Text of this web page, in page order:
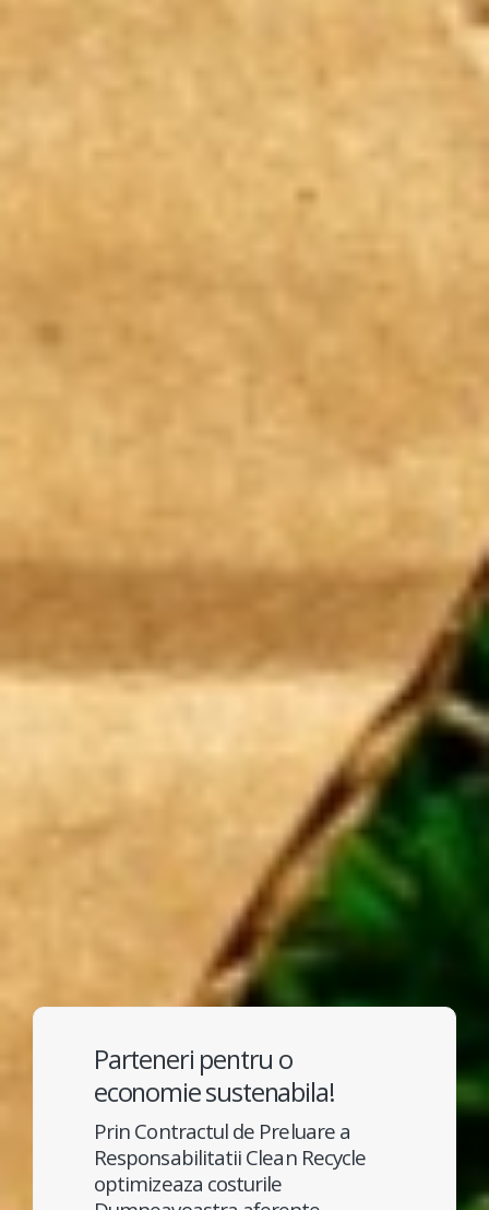
Parteneri pentru o
economie sustenabila!
Prin Contractul de Preluare a
Responsabilitatii Clean Recycle
optimizeaza costurile